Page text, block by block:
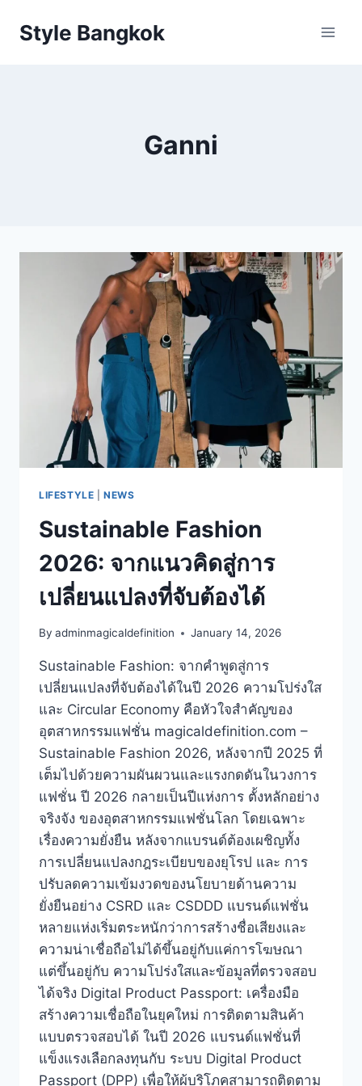
Style Bangkok
Ganni
LIFESTYLE |NEWS
Sustainable Fashion
2026: จากแนวคิดสู่การ
เปลี่ยนแปลงที่จับต้องได้
By adminmagicaldefinition January 14, 2026
Sustainable Fashion: จากคำพูดสู่การ
เปลี่ยนแปลงที่จับต้องได้ในปี 2026 ความโปร่งใส
และ Circular Economy คือหัวใจสำคัญของ
อุตสาหกรรมแฟชั่น magicaldefinition.com –
Sustainable Fashion 2026, หลังจากปี 2025 ที่
เต็มไปด้วยความผันผวนและแรงกดดันในวงการ
แฟชั่น ปี 2026 กลายเป็นปีแห่งการ ตั้งหลักอย่าง
จริงจัง ของอุตสาหกรรมแฟชั่นโลก โดยเฉพาะ
เรื่องความยั่งยืน หลังจากแบรนด์ต้องเผชิญทั้ง
การเปลี่ยนแปลงกฎระเบียบของยุโรป และ การ
ปรับลดความเข้มงวดของนโยบายด้านความ
ยั่งยืนอย่าง CSRD และ CSDDD แบรนด์แฟชั่น
หลายแห่งเริ่มตระหนักว่าการสร้างชื่อเสียงและ
ความน่าเชื่อถือไม่ได้ขึ้นอยู่กับแค่การโฆษณา
แต่ขึ้นอยู่กับ ความโปร่งใสและข้อมูลที่ตรวจสอบ
ได้จริง Digital Product Passport: เครื่องมือ
สร้างความเชื่อถือในยุคใหม่ การติดตามสินค้า
แบบตรวจสอบได้ ในปี 2026 แบรนด์แฟชั่นที่
แข็งแรงเลือกลงทุนกับ ระบบ Digital Product
Passport (DPP) เพื่อให้ผู้บริโภคสามารถติดตาม